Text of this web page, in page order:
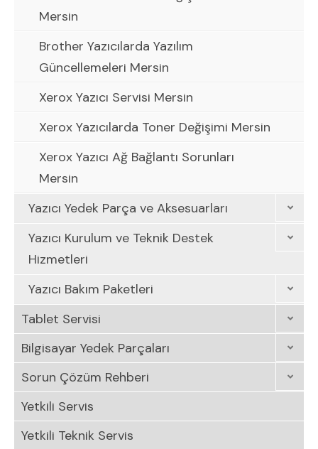
Mersin
Brother Yazıcılarda Yazılım
Güncellemeleri Mersin
Xerox Yazıcı Servisi Mersin
Xerox Yazıcılarda Toner Değişimi Mersin
Xerox Yazıcı Ağ Bağlantı Sorunları
Mersin
Yazıcı Yedek Parça ve Aksesuarları
Yazıcı Kurulum ve Teknik Destek
Hizmetleri
Yazıcı Bakım Paketleri
Tablet Servisi
Bilgisayar Yedek Parçaları
Sorun Çözüm Rehberi
Yetkili Servis
Yetkili Teknik Servis